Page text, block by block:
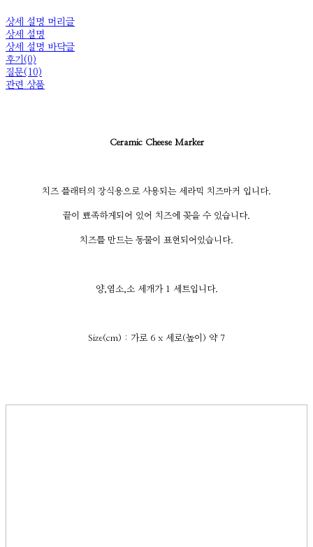
상세 설명 머리글
상세 설명
상세 설명 바닥글
후기(0)
질문(10)
관련 상품
Ceramic Cheese Marker
치즈 플래터의 장식용으로 사용되는 세라믹 치즈마커 입니다.
끝이 뾰족하게되어 있어 치즈에 꽂을 수 있습니다.
치즈를 만드는 동물이 표현되어있습니다.
양,염소,소 세개가 1 세트입니다.
Size(cm) : 가로 6 x 세로(높이) 약 7